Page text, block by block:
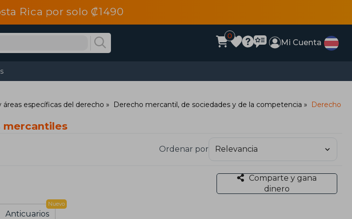
Rica por solo ₡1490
0
Mi Cuenta
específicas del derecho Derecho mercantil, de sociedades y de la competencia
Derecho
mercantiles
Ordenar por
Comparte y gana
dinero
Anticuarios
Nuevo